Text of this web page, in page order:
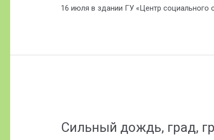
16 июля в здании ГУ «Центр социального
Сильный дождь, град,
град,